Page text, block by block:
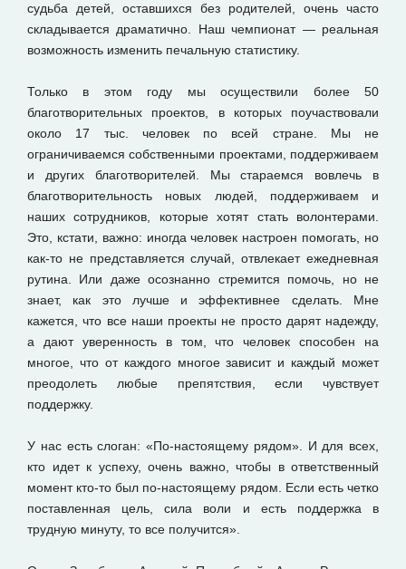
судьба детей, оставшихся без родителей, очень часто
складывается драматично. Наш чемпионат — реальная
возможность изменить печальную статистику.
Только в этом году мы осуществили более 50
благотворительных проектов, в которых поучаствовали
около 17 тыс. человек по всей стране. Мы не
ограничиваемся собственными проектами, поддерживаем
и других благотворителей. Мы стараемся вовлечь в
благотворительность новых людей, поддерживаем и
наших сотрудников, которые хотят стать волонтерами.
Это, кстати, важно: иногда человек настроен помогать, но
как-то не представляется случай, отвлекает ежедневная
рутина. Или даже осознанно стремится помочь, но не
знает, как это лучше и эффективнее сделать. Мне
кажется, что все наши проекты не просто дарят надежду,
а дают уверенность в том, что человек способен на
многое, что от каждого многое зависит и каждый может
преодолеть любые препятствия, если чувствует
поддержку.
У нас есть слоган: «По-настоящему рядом». И для всех,
кто идет к успеху, очень важно, чтобы в ответственный
момент кто-то был по-настоящему рядом. Если есть четко
поставленная цель, сила воли и есть поддержка в
трудную минуту, то все получится».